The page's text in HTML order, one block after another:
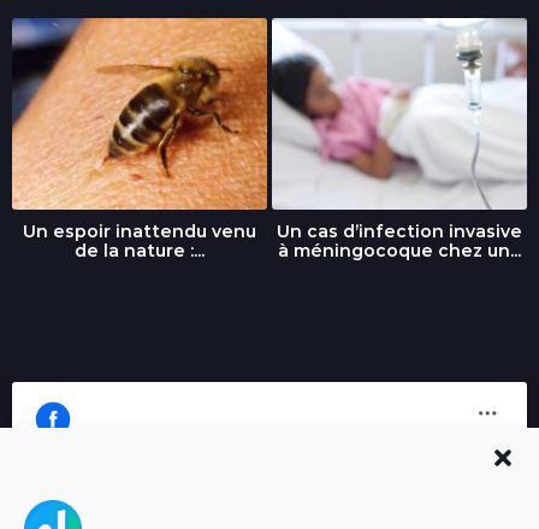
Un espoir inattendu venu
de la nature :...
Un cas d’infection invasive
à méningocoque chez un...